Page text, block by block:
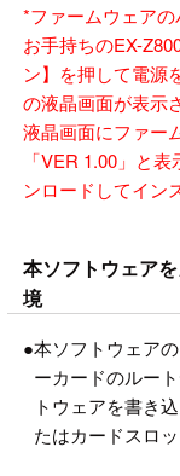
*ファームウェア
お手持ちのEX-
ン】を押して電源
の液晶画面が表示
液晶画面にファー
「VER 1.00」と
ンロードしてイン
本ソフトウェア
境
●本ソフトウェア
ーカードのルー
トウェアを書き
たはカードスロ